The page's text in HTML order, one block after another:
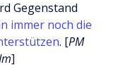
Gegenstand
immer noch die
. [PM
]